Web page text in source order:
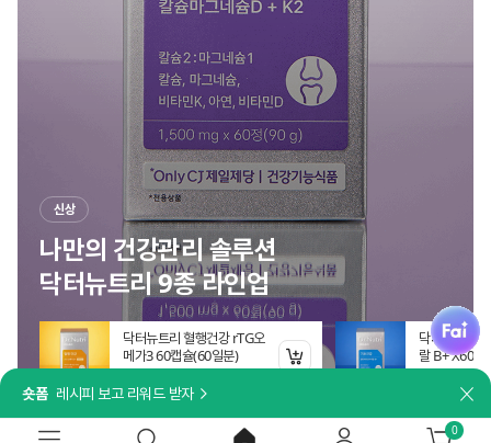
스트라버진
원 장바구니 담기
신상
나만의 건강관리 솔루션
닥터뉴트리 9종 라인업
닥터뉴트리 혈행건강 rTG오
메가3 60캡슐(60일분)
장바구니 담기
닥터뉴트리
랄 B+ X60정
숏폼 레시피 보고 리워드 받자
fai
0